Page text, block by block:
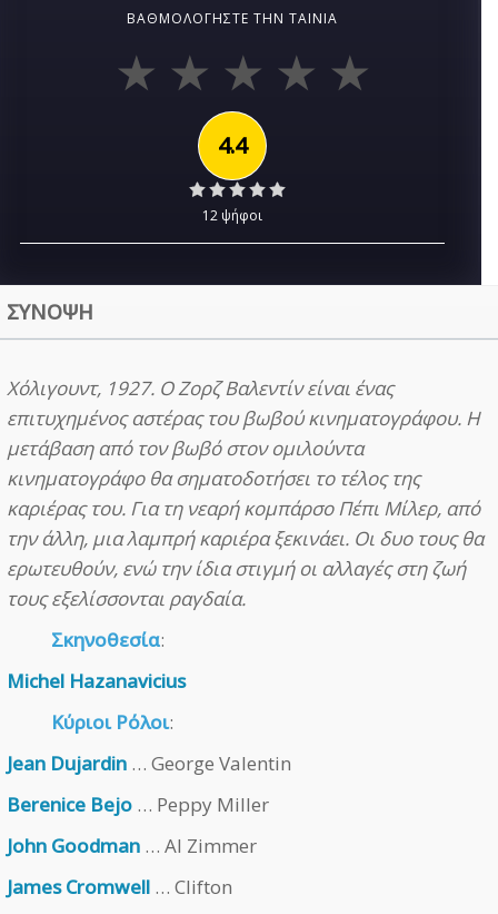
ΒΑΘΜΟΛΟΓΉΣΤΕ ΤΗΝ ΤΑΙΝΊΑ
4.4
12 ψήφοι
ΣΥΝΟΨΗ
Χόλιγουντ, 1927. Ο Ζορζ Βαλεντίν είναι ένας
επιτυχημένος αστέρας του βωβού κινηματογράφου. Η
μετάβαση από τον βωβό στον ομιλούντα
κινηματογράφο θα σηματοδοτήσει το τέλος της
καριέρας του. Για τη νεαρή κομπάρσο Πέπι Μίλερ, από
την άλλη, μια λαμπρή καριέρα ξεκινάει. Οι δυο τους θα
ερωτευθούν, ενώ την ίδια στιγμή οι αλλαγές στη ζωή
τους εξελίσσονται ραγδαία.
Σκηνοθεσία:
Michel Hazanavicius
Κύριοι Ρόλοι:
Jean Dujardin … George Valentin
Berenice Bejo … Peppy Miller
John Goodman … Al Zimmer
James Cromwell … Clifton